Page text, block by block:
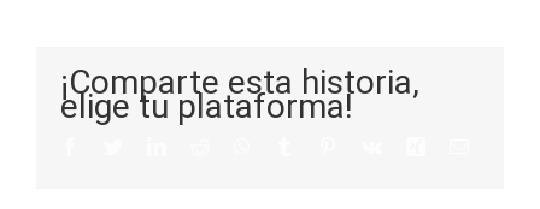
¡Comparte esta historia,
elige tu plataforma!